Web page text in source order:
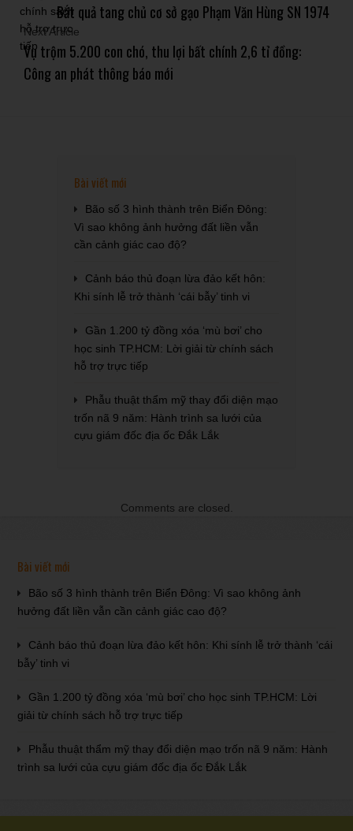
Bắt quả tang chủ cơ sở gạo Phạm Văn Hùng SN 1974
Next Article
Vụ trộm 5.200 con chó, thu lợi bất chính 2,6 tỉ đồng:
Công an phát thông báo mới
Bài viết mới
Bão số 3 hình thành trên Biển Đông:
Vì sao không ảnh hưởng đất liền vẫn
cần cảnh giác cao độ?
Cảnh báo thủ đoạn lừa đảo kết hôn:
Khi sính lễ trở thành ‘cái bẫy’ tinh vi
Gần 1.200 tỷ đồng xóa ‘mù bơi’ cho
học sinh TP.HCM: Lời giải từ chính sách
hỗ trợ trực tiếp
Phẫu thuật thẩm mỹ thay đổi diện mạo
trốn nã 9 năm: Hành trình sa lưới của
cựu giám đốc địa ốc Đắk Lắk
Comments are closed.
Bài viết mới
Bão số 3 hình thành trên Biển Đông: Vì sao không ảnh
hưởng đất liền vẫn cần cảnh giác cao độ?
Cảnh báo thủ đoạn lừa đảo kết hôn: Khi sính lễ trở thành ‘cái
bẫy’ tinh vi
Gần 1.200 tỷ đồng xóa ‘mù bơi’ cho học sinh TP.HCM: Lời
giải từ chính sách hỗ trợ trực tiếp
Phẫu thuật thẩm mỹ thay đổi diện mạo trốn nã 9 năm: Hành
trình sa lưới của cựu giám đốc địa ốc Đắk Lắk